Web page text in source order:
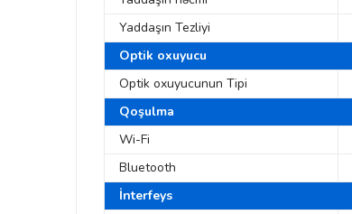
Yaddaşın Tezliyi
Optik oxuyucu
Optik oxuyucunun Tipi
Qoşulma
Wi-Fi
Bluetooth
İnterfeys